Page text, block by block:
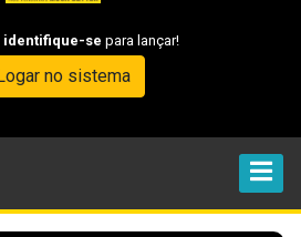
identifique-se para lançar!
no sistema